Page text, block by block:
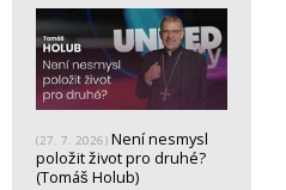
(27. 7. 2026) Není nesmysl
položit život pro druhé?
(Tomáš Holub)